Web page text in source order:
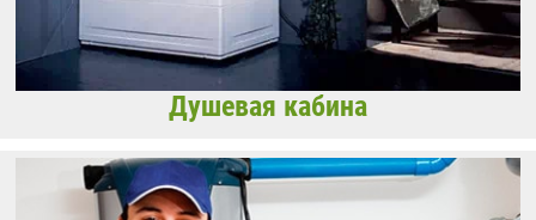
Душевая кабина